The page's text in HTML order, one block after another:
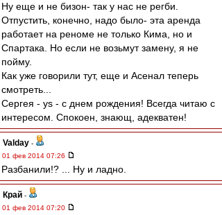
Ну еще и не бизон- так у нас не регби.
Отпустить, конечно, надо было- эта аренда
работает на реноме не только Кима, но и
Спартака. Но если не возьмут замену, я не
пойму.
Как уже говорили тут, еще и Асенал теперь
смотреть...
Сергея - ys - с днем рождения! Всегда читаю с
интересом. Спокоен, знающ, адекватен!
Valday -
01 фев 2014 07:26
Разбанили!? ... Ну и ладно.
Край -
01 фев 2014 07:20